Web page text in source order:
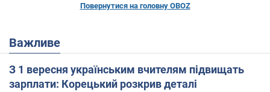
Повернутися на головну OBOZ
Важливе
З 1 вересня українським вчителям підвищать
зарплати: Корецький розкрив деталі